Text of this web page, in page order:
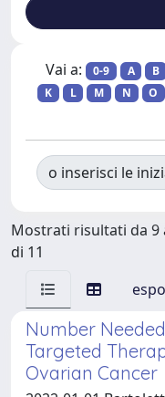
Vai a: 0-9 A B
K
L M N O
o inserisci le
Mostrati risultati da 9
di 11
Number
Targeted
Ovarian Cancer